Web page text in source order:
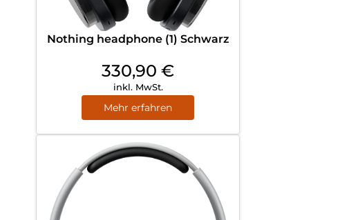
Nothing headphone (1) Schwarz
330,90 €
inkl. MwSt.
Mehr erfahren